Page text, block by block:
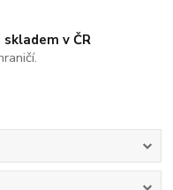
skladem v ČR